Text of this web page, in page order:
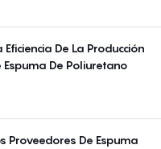
De La Producción
Espuma De Poliuretano
Proveedores De Espuma